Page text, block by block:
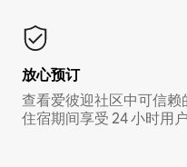
放心预订
查看爱彼迎社区中可信
住宿期间享受 24 小时用户